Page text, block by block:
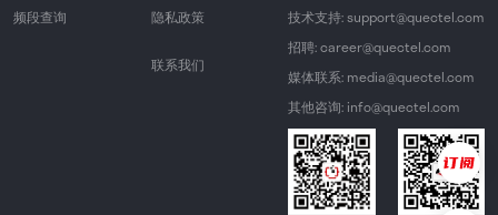
频段查询
隐私政策
联系我们
技术支持: support@quectel.com
招聘: career@quectel.com
媒体联系: media@quectel.com
其他咨询: info@quectel.com